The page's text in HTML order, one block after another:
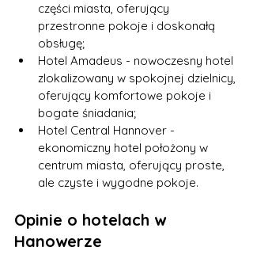
części miasta, oferujący
przestronne pokoje i doskonałą
obsługę;
Hotel Amadeus - nowoczesny hotel
zlokalizowany w spokojnej dzielnicy,
oferujący komfortowe pokoje i
bogate śniadania;
Hotel Central Hannover -
ekonomiczny hotel położony w
centrum miasta, oferujący proste,
ale czyste i wygodne pokoje.
Opinie o hotelach w
Hanowerze